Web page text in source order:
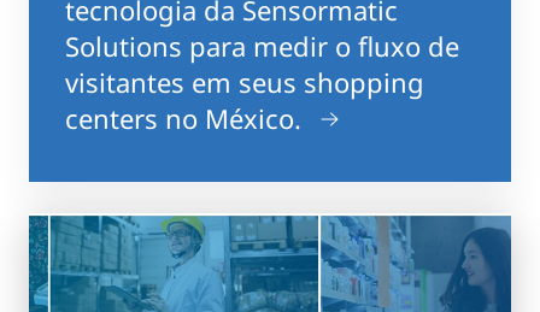
tecnologia da Sensormatic
Solutions para medir o fluxo de
visitantes em seus shopping
centers no México.